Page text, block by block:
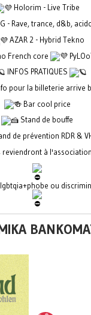
Holorim - Live Tribe
- Rave, trance, d&b,
AZAR 2 - Hybrid Tekno
French core
INFOS PRATIQUES
pour la billeterie arrive
Bar cool price
Stand de bouffe
de prévention RDR &
reviendront à
ou